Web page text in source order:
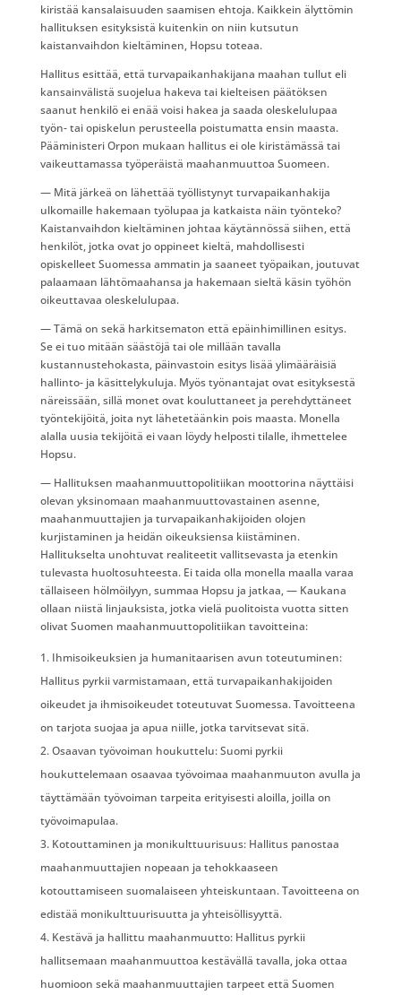
kiristää kansalaisuuden saamisen ehtoja. Kaikkein älyttömin
hallituksen esityksistä kuitenkin on niin kutsutun
kaistanvaihdon kieltäminen, Hopsu toteaa.
Hallitus esittää, että turvapaikanhakijana maahan tullut eli
kansainvälistä suojelua hakeva tai kielteisen päätöksen
saanut henkilö ei enää voisi hakea ja saada oleskelulupaa
työn- tai opiskelun perusteella poistumatta ensin maasta.
Pääministeri Orpon mukaan hallitus ei ole kiristämässä tai
vaikeuttamassa työperäistä maahanmuuttoa Suomeen.
— Mitä järkeä on lähettää työllistynyt turvapaikanhakija
ulkomaille hakemaan työlupaa ja katkaista näin työnteko?
Kaistanvaihdon kieltäminen johtaa käytännössä siihen, että
henkilöt, jotka ovat jo oppineet kieltä, mahdollisesti
opiskelleet Suomessa ammatin ja saaneet työpaikan, joutuvat
palaamaan lähtömaahansa ja hakemaan sieltä käsin työhön
oikeuttavaa oleskelulupaa.
— Tämä on sekä harkitsematon että epäinhimillinen esitys.
Se ei tuo mitään säästöjä tai ole millään tavalla
kustannustehokasta, päinvastoin esitys lisää ylimääräisiä
hallinto- ja käsittelykuluja. Myös työnantajat ovat esityksestä
näreissään, sillä monet ovat kouluttaneet ja perehdyttäneet
työntekijöitä, joita nyt lähetetäänkin pois maasta. Monella
alalla uusia tekijöitä ei vaan löydy helposti tilalle, ihmettelee
Hopsu.
— Hallituksen maahanmuuttopolitiikan moottorina näyttäisi
olevan yksinomaan maahanmuuttovastainen asenne,
maahanmuuttajien ja turvapaikanhakijoiden olojen
kurjistaminen ja heidän oikeuksiensa kiistäminen.
Hallitukselta unohtuvat realiteetit vallitsevasta ja etenkin
tulevasta huoltosuhteesta. Ei taida olla monella maalla varaa
tällaiseen hölmöilyyn, summaa Hopsu ja jatkaa, — Kaukana
ollaan niistä linjauksista, jotka vielä puolitoista vuotta sitten
olivat Suomen maahanmuuttopolitiikan tavoitteina:
Ihmisoikeuksien ja humanitaarisen avun toteutuminen:
Hallitus pyrkii varmistamaan, että turvapaikanhakijoiden
oikeudet ja ihmisoikeudet toteutuvat Suomessa. Tavoitteena
on tarjota suojaa ja apua niille, jotka tarvitsevat sitä.
Osaavan työvoiman houkuttelu: Suomi pyrkii
houkuttelemaan osaavaa työvoimaa maahanmuuton avulla ja
täyttämään työvoiman tarpeita erityisesti aloilla, joilla on
työvoimapulaa.
Kotouttaminen ja monikulttuurisuus: Hallitus panostaa
maahanmuuttajien nopeaan ja tehokkaaseen
kotouttamiseen suomalaiseen yhteiskuntaan. Tavoitteena on
edistää monikulttuurisuutta ja yhteisöllisyyttä.
Kestävä ja hallittu maahanmuutto: Hallitus pyrkii
hallitsemaan maahanmuuttoa kestävällä tavalla, joka ottaa
huomioon sekä maahanmuuttajien tarpeet että Suomen